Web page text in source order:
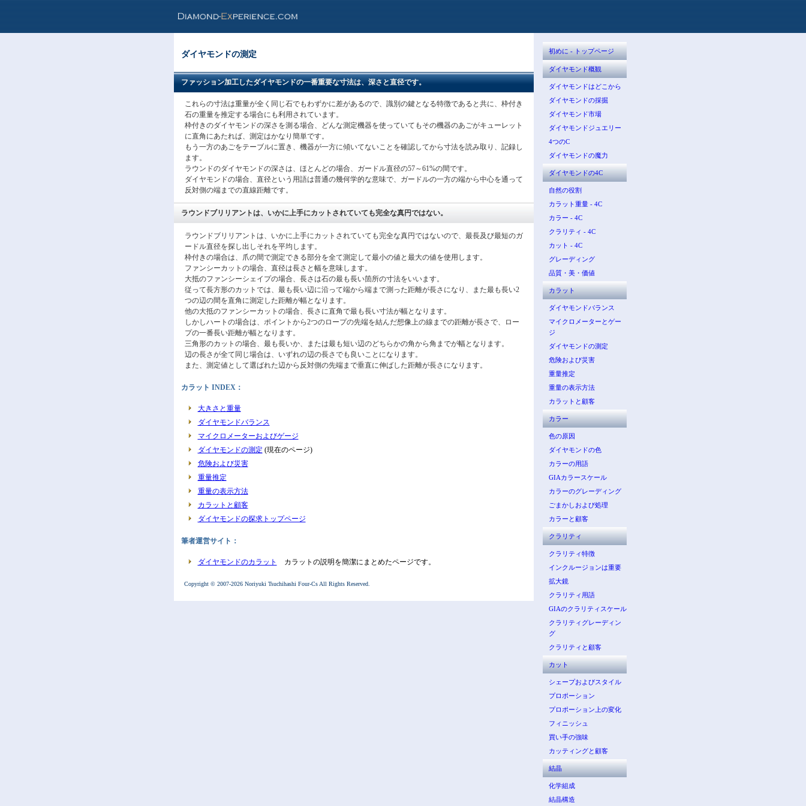
ダイヤモンドの測定
ファッション加工したダイヤモンドの一番重要な寸法は、深さと直径です。
これらの寸法は重量が全く同じ石でもわずかに差があるので、識別の鍵となる特徴であると共に、枠付き
石の重量を推定する場合にも利用されています。
枠付きのダイヤモンドの深さを測る場合、どんな測定機器を使っていてもその機器のあごがキューレット
に直角にあたれば、測定はかなり簡単です。
もう一方のあごをテーブルに置き、機器が一方に傾いてないことを確認してから寸法を読み取り、記録し
ます。
ラウンドのダイヤモンドの深さは、ほとんどの場合、ガードル直径の57～61%の間です。
ダイヤモンドの場合、直径という用語は普通の幾何学的な意味で、ガードルの一方の端から中心を通って
反対側の端までの直線距離です。
ラウンドブリリアントは、いかに上手にカットされていても完全な真円ではない。
ラウンドブリリアントは、いかに上手にカットされていても完全な真円ではないので、最長及び最短のガ
ードル直径を探し出しそれを平均します。
枠付きの場合は、爪の間で測定できる部分を全て測定して最小の値と最大の値を使用します。
ファンシーカットの場合、直径は長さと幅を意味します。
大抵のファンシーシェイプの場合、長さは石の最も長い箇所の寸法をいいます。
従って長方形のカットでは、最も長い辺に沿って端から端まで測った距離が長さになり、また最も長い2
つの辺の間を直角に測定した距離が幅となります。
他の大抵のファンシーカットの場合、長さに直角で最も長い寸法が幅となります。
しかしハートの場合は、ポイントから2つのロープの先端を結んだ想像上の線までの距離が長さで、ロー
プの一番長い距離が幅となります。
三角形のカットの場合、最も長いか、または最も短い辺のどちらかの角から角までが幅となります。
辺の長さが全て同じ場合は、いずれの辺の長さでも良いことになります。
また、測定値として選ばれた辺から反対側の先端まで垂直に伸ばした距離が長さになります。
カラット INDEX：
大きさと重量
ダイヤモンドバランス
マイクロメーターおよびゲージ
ダイヤモンドの測定 (現在のページ)
危険および災害
重量推定
重量の表示方法
カラットと顧客
ダイヤモンドの探求トップページ
筆者運営サイト：
ダイヤモンドのカラット カラットの説明を簡潔にまとめたページです。
Copyright © 2007-2026 Noriyuki Tsuchihashi Four-Cs All Rights Reserved.
初めに - トップページ
ダイヤモンド概観
ダイヤモンドはどこから
ダイヤモンドの採掘
ダイヤモンド市場
ダイヤモンドジュエリー
4つのC
ダイヤモンドの魔力
ダイヤモンドの4C
自然の役割
カラット重量 - 4C
カラー - 4C
クラリティ - 4C
カット - 4C
グレーディング
品質・美・価値
カラット
ダイヤモンドバランス
マイクロメーターとゲー
ジ
ダイヤモンドの測定
危険および災害
重量推定
重量の表示方法
カラットと顧客
カラー
色の原因
ダイヤモンドの色
カラーの用語
GIAカラースケール
カラーのグレーディング
ごまかしおよび処理
カラーと顧客
クラリティ
クラリティ特徴
インクルージョンは重要
拡大鏡
クラリティ用語
GIAのクラリティスケール
クラリティグレーディン
グ
クラリティと顧客
カット
シェープおよびスタイル
プロポーション
プロポーション上の変化
フィニッシュ
買い手の強味
カッティングと顧客
結晶
化学組成
結晶構造